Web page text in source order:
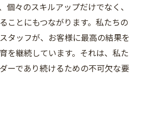
個々のスキルアップだけでなく、
ことにもつながります。私たちの
タッフが、お客様に最高の結果を
を継続しています。それは、私た
ーであり続けるための不可欠な要